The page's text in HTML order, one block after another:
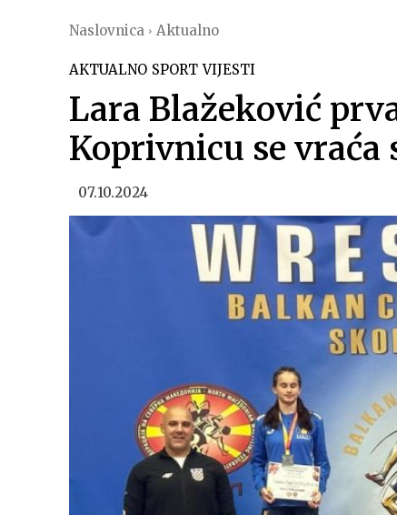
Naslovnica Aktualno
AKTUALNO SPORT VIJESTI
Lara Blažeković
Koprivnicu se vraća
07.10.2024